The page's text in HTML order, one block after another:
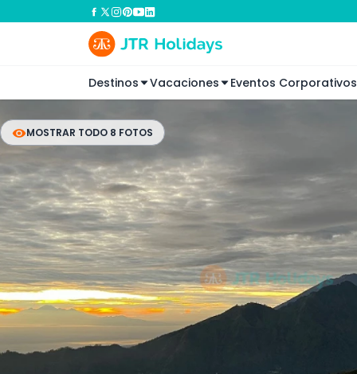
Destinos Vacaciones Eventos Corporativos
MOSTRAR TODO 8 FOTOS